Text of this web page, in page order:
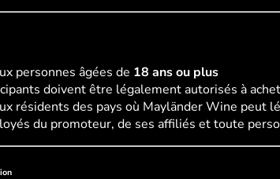
personnes âgées de 18 ans ou plus
doivent être légalement autorisés à
résidents des pays où Mayländer Wine peut
du promoteur, de ses affiliés et toute